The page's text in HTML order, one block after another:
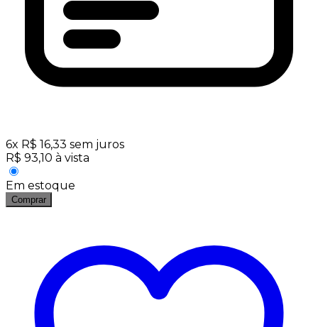
6x R$ 16,33 sem juros
R$ 93,10 à vista
Em estoque
Comprar